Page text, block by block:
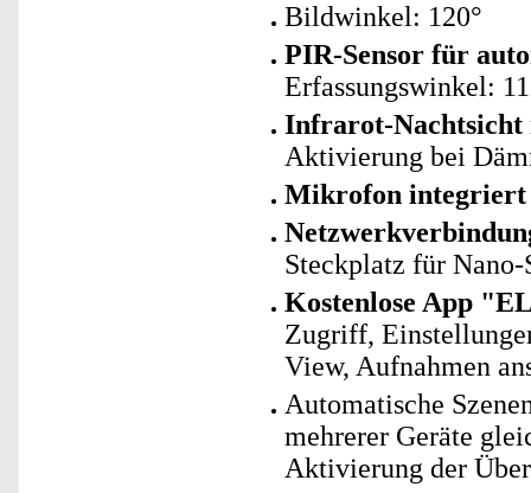
Bildwinkel: 120°
PIR-Sensor für
Erfassungswinkel:
Infrarot-Nachtsicht
Aktivierung bei
Mikrofon integriert
Steckplatz für
Kostenlose App
Zugriff,
View, Aufnahmen
Automatische
mehrerer Geräte
Aktivierung der